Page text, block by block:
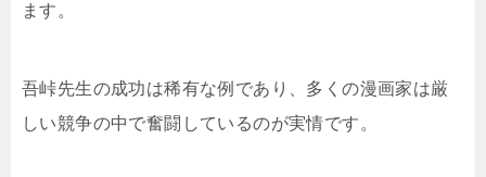
ます。
吾峠先生の成功は稀有な例であり、多くの漫画家は厳
しい競争の中で奮闘しているのが実情です。